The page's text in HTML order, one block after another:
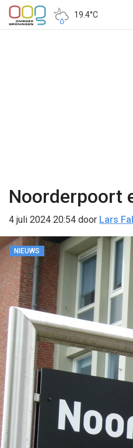
19.4°C
Noorderpoort
4 juli 2024 20:54 door Lars
NIEUWS